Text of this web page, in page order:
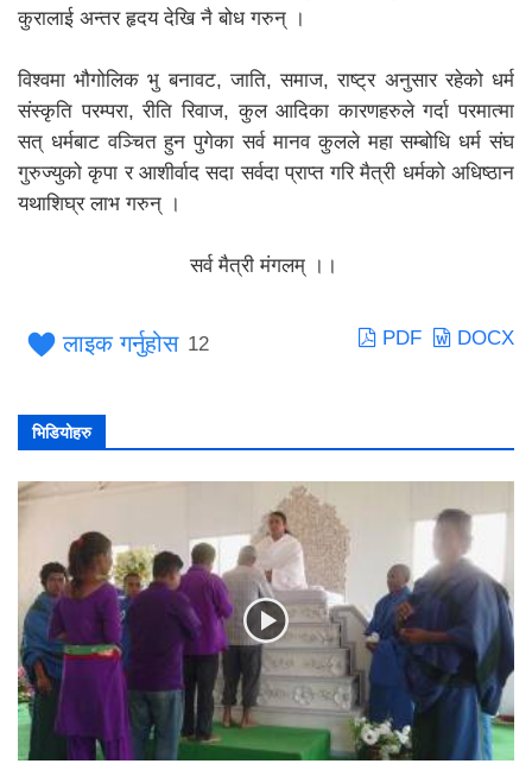
कुरालाई अन्तर हृदय देखि नै बोध गरुन् ।
विश्वमा भौगोलिक भु बनावट, जाति, समाज, राष्ट्र अनुसार रहेको धर्म
संस्कृति परम्परा, रीति रिवाज, कुल आदिका कारणहरुले गर्दा परमात्मा
सत् धर्मबाट वञ्चित हुन पुगेका सर्व मानव कुलले महा सम्बोधि धर्म संघ
गुरुज्युको कृपा र आशीर्वाद सदा सर्वदा प्राप्त गरि मैत्री धर्मको अधिष्ठान
यथाशिघ्र लाभ गरुन् ।
सर्व मैत्री मंगलम् ।।
DOCX
PDF
लाइक गर्नुहोस 12
भिडियोहरु